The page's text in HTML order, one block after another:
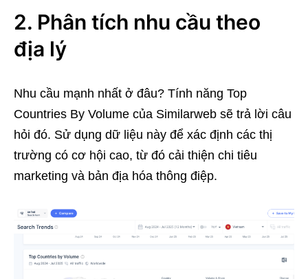
2. Phân tích nhu cầu theo
địa lý
Nhu cầu mạnh nhất ở đâu? Tính năng Top
Countries By Volume của Similarweb sẽ trả lời câu
hỏi đó. Sử dụng dữ liệu này để xác định các thị
trường có cơ hội cao, từ đó cải thiện chi tiêu
marketing và bản địa hóa thông điệp.